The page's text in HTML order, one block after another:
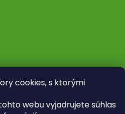
cookies, s ktorými
webu vyjadrujete súhlas